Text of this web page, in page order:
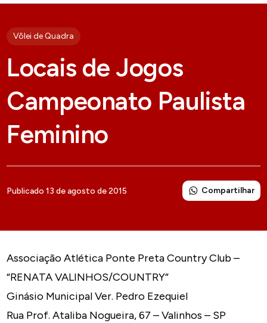
Vôlei de Quadra
Locais de Jogos
Campeonato Paulista
Feminino
Publicado 13 de agosto de 2015 Compartilhar
Associação Atlética Ponte Preta Country Club –
“RENATA VALINHOS/COUNTRY”
Ginásio Municipal Ver. Pedro Ezequiel
Rua Prof. Ataliba Nogueira, 67 – Valinhos – SP